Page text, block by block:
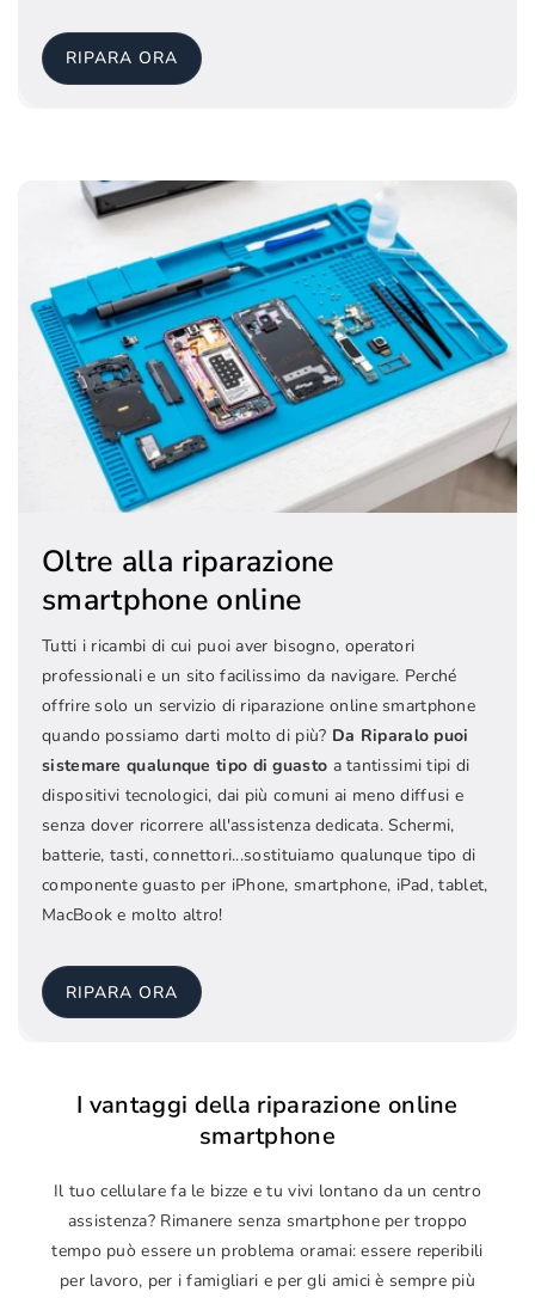
RIPARA ORA
Oltre alla riparazione
smartphone online
Tutti i ricambi di cui puoi aver bisogno, operatori
professionali e un sito facilissimo da navigare. Perché
offrire solo un servizio di riparazione online smartphone
quando possiamo darti molto di più? Da Riparalo puoi
sistemare qualunque tipo di guasto a tantissimi tipi di
dispositivi tecnologici, dai più comuni ai meno diffusi e
senza dover ricorrere all'assistenza dedicata. Schermi,
batterie, tasti, connettori...sostituiamo qualunque tipo di
componente guasto per iPhone, smartphone, iPad, tablet,
MacBook e molto altro!
RIPARA ORA
I vantaggi della riparazione online
smartphone
Il tuo cellulare fa le bizze e tu vivi lontano da un centro
assistenza? Rimanere senza smartphone per troppo
tempo può essere un problema oramai: essere reperibili
per lavoro, per i famigliari e per gli amici è sempre più